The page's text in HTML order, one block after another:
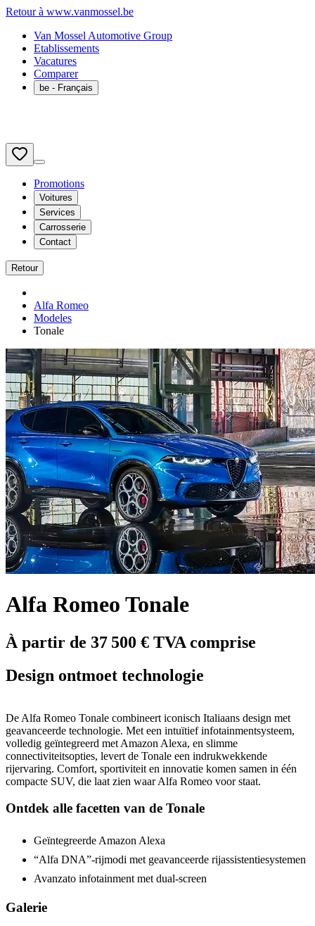
Retour à www.vanmossel.be
Van Mossel Automotive Group
Etablissements
Vacatures
Comparer
be - Français
Promotions
Voitures
Services
Carrosserie
Contact
Retour
Alfa Romeo
Modeles
Tonale
Alfa Romeo Tonale
À partir de 37 500 € TVA comprise
Design ontmoet technologie
De Alfa Romeo Tonale combineert iconisch Italiaans design met
geavanceerde technologie. Met een intuïtief infotainmentsysteem,
volledig geïntegreerd met Amazon Alexa, en slimme
connectiviteitsopties, levert de Tonale een indrukwekkende
rijervaring. Comfort, sportiviteit en innovatie komen samen in één
compacte SUV, die laat zien waar Alfa Romeo voor staat.
Ontdek alle facetten van de Tonale
Geïntegreerde Amazon Alexa
“Alfa DNA”-rijmodi met geavanceerde rijassistentiesystemen
Avanzato infotainment met dual-screen
Galerie